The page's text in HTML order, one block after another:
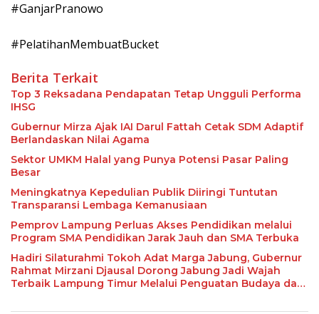
#GanjarPranowo
#PelatihanMembuatBucket
Berita Terkait
Top 3 Reksadana Pendapatan Tetap Ungguli Performa
IHSG
Gubernur Mirza Ajak IAI Darul Fattah Cetak SDM Adaptif
Berlandaskan Nilai Agama
Sektor UMKM Halal yang Punya Potensi Pasar Paling
Besar
Meningkatnya Kepedulian Publik Diiringi Tuntutan
Transparansi Lembaga Kemanusiaan
Pemprov Lampung Perluas Akses Pendidikan melalui
Program SMA Pendidikan Jarak Jauh dan SMA Terbuka
Hadiri Silaturahmi Tokoh Adat Marga Jabung, Gubernur
Rahmat Mirzani Djausal Dorong Jabung Jadi Wajah
Terbaik Lampung Timur Melalui Penguatan Budaya dan